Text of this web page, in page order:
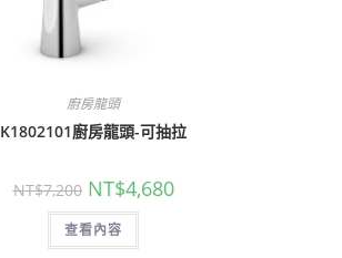
廚房龍頭
K1802101廚房龍頭-可抽拉
NT$7,200 原
始
價
格：
NT$7,200。
NT$4,680目
前
查看內容